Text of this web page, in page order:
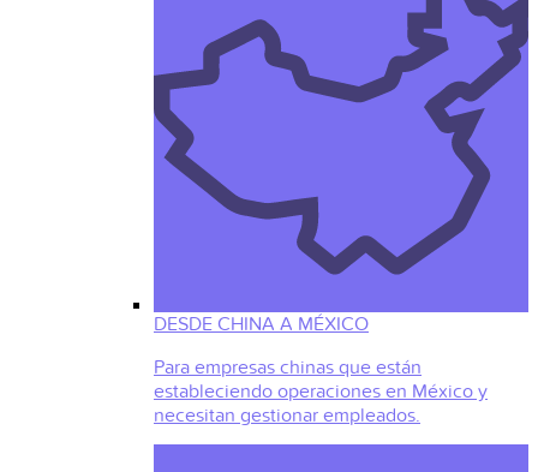
DESDE CHINA A MÉXICO
Para empresas chinas que están
estableciendo operaciones en México y
necesitan gestionar empleados.